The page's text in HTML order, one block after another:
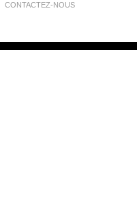
CONTACTEZ-NOUS